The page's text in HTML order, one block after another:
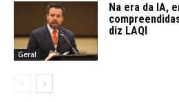
Geral
Na era da IA,
diz LAQI